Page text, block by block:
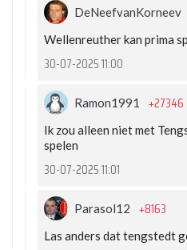
DeNeefvanKorneev
Wellenreuther kan prima
30-07-2025 11:00
Ramon1991 +27346
Ik zou alleen niet met
spelen
30-07-2025 11:01
Parasol12 +8163
Las anders dat tengstedt